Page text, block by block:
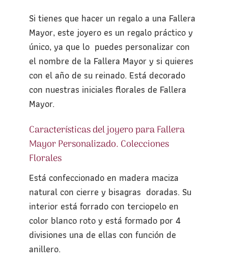
Si tienes que hacer un regalo a una Fallera
Mayor, este joyero es un regalo práctico y
único, ya que lo puedes personalizar con
el nombre de la Fallera Mayor y si quieres
con el año de su reinado. Está decorado
con nuestras iniciales florales de Fallera
Mayor.
Características del joyero para Fallera
Mayor Personalizado. Colecciones
Florales
Está confeccionado en madera maciza
natural con cierre y bisagras doradas. Su
interior está forrado con terciopelo en
color blanco roto y está formado por 4
divisiones una de ellas con función de
anillero.